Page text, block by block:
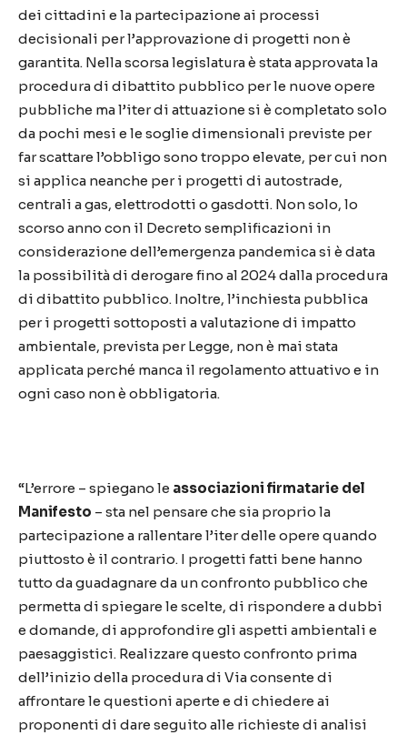
dei cittadini e la partecipazione ai processi
decisionali per l’approvazione di progetti non è
garantita. Nella scorsa legislatura è stata approvata la
procedura di dibattito pubblico per le nuove opere
pubbliche ma l’iter di attuazione si è completato solo
da pochi mesi e le soglie dimensionali previste per
far scattare l’obbligo sono troppo elevate, per cui non
si applica neanche per i progetti di autostrade,
centrali a gas, elettrodotti o gasdotti. Non solo, lo
scorso anno con il Decreto semplificazioni in
considerazione dell’emergenza pandemica si è data
la possibilità di derogare fino al 2024 dalla procedura
di dibattito pubblico. Inoltre, l’inchiesta pubblica
per i progetti sottoposti a valutazione di impatto
ambientale, prevista per Legge, non è mai stata
applicata perché manca il regolamento attuativo e in
ogni caso non è obbligatoria.
“L’errore – spiegano le associazioni firmatarie del
Manifesto – sta nel pensare che sia proprio la
partecipazione a rallentare l’iter delle opere quando
piuttosto è il contrario. I progetti fatti bene hanno
tutto da guadagnare da un confronto pubblico che
permetta di spiegare le scelte, di rispondere a dubbi
e domande, di approfondire gli aspetti ambientali e
paesaggistici. Realizzare questo confronto prima
dell’inizio della procedura di Via consente di
affrontare le questioni aperte e di chiedere ai
proponenti di dare seguito alle richieste di analisi